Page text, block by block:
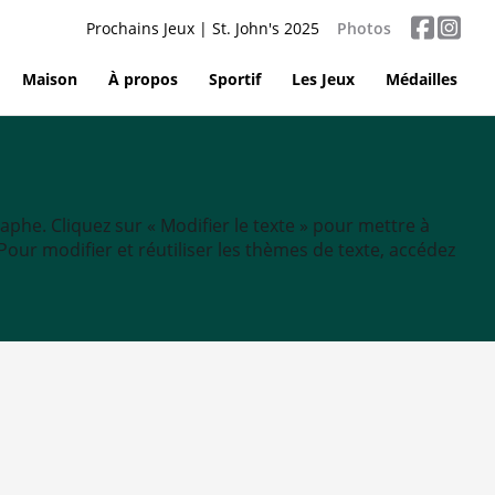
Prochains Jeux | St. John's 2025 Photos
Maison À propos Sportif Les Jeux Médailles
Cliquez sur « Modifier le texte » pour mettre à
modifier et réutiliser les thèmes de texte, accédez